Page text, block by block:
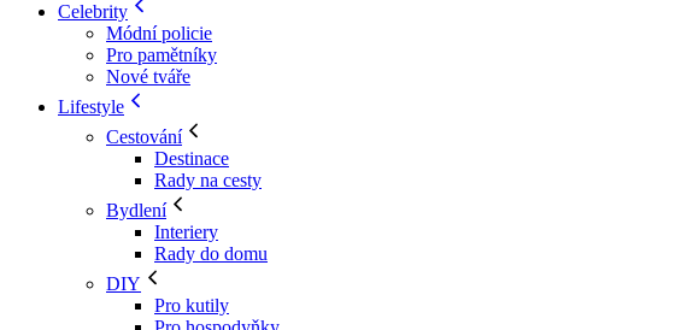
Celebrity
Módní policie
Pro pamětníky
Nové tváře
Lifestyle
Cestování
Destinace
Rady na cesty
Bydlení
Interiery
Rady do domu
DIY
Pro kutily